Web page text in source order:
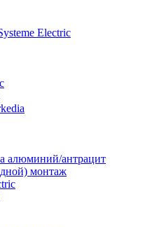
Electric
алюминий/антрацит
монтаж